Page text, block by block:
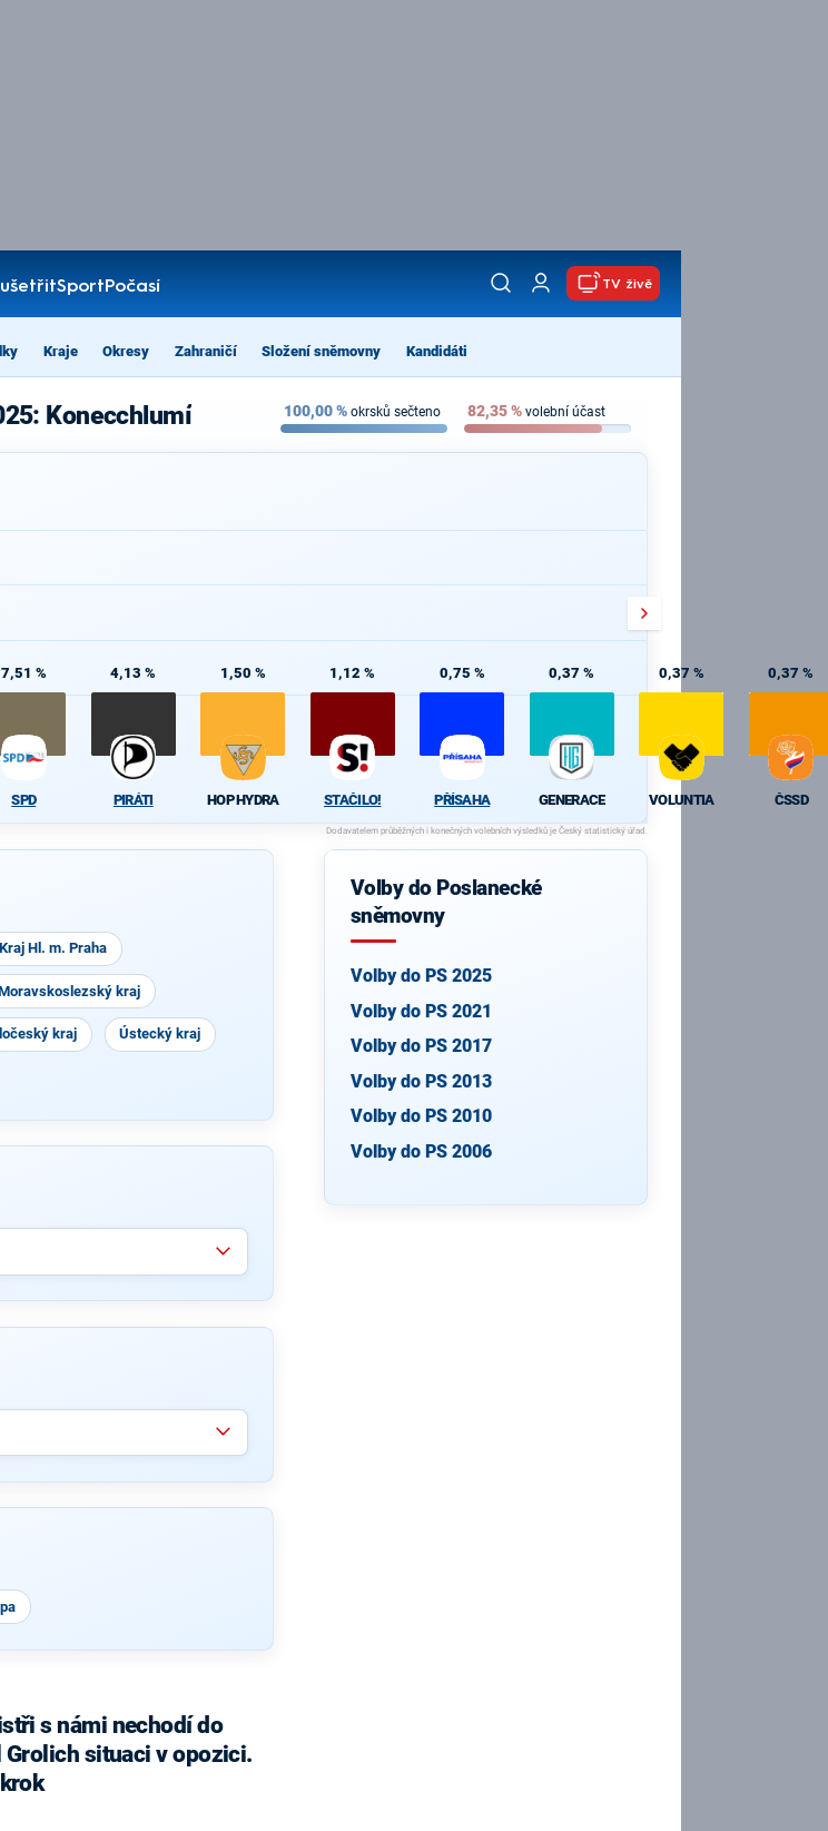
SportPočasí
TV živě
Kraje Okresy Zahraničí Složení sněmovny Kandidáti
Konecchlumí 100,00% okrsků sečteno 82,35% volební účast
7,51 %
SPD
4,13 %
PIRÁTI
1,50 %
HOP HYDRA
1,12 %
STAČILO!
0,75 %
PŘÍSAHA
0,37 %
GENERACE
0,37 %
VOLUNTIA
0,37 %
ČSSD
Kraj Hl. m. Praha
kraj
kraj Ústecký kraj
s námi nechodí do
Grolich situaci v opozici.
Volby do Poslanecké
sněmovny
Volby do PS 2025
Volby do PS 2021
Volby do PS 2017
Volby do PS 2013
Volby do PS 2010
Volby do PS 2006